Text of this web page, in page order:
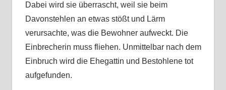
Dabei wird sie überrascht, weil sie beim
Davonstehlen an etwas stößt und Lärm
verursachte, was die Bewohner aufweckt. Die
Einbrecherin muss fliehen. Unmittelbar nach dem
Einbruch wird die Ehegattin und Bestohlene tot
aufgefunden.